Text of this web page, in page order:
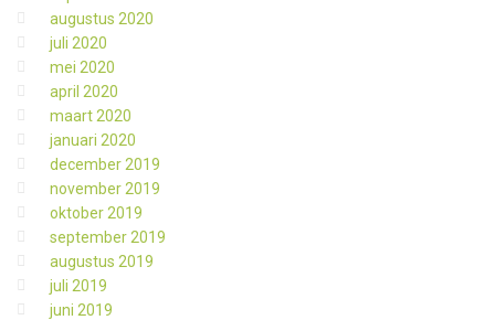
augustus 2020
juli 2020
mei 2020
april 2020
maart 2020
januari 2020
december 2019
november 2019
oktober 2019
september 2019
augustus 2019
juli 2019
juni 2019